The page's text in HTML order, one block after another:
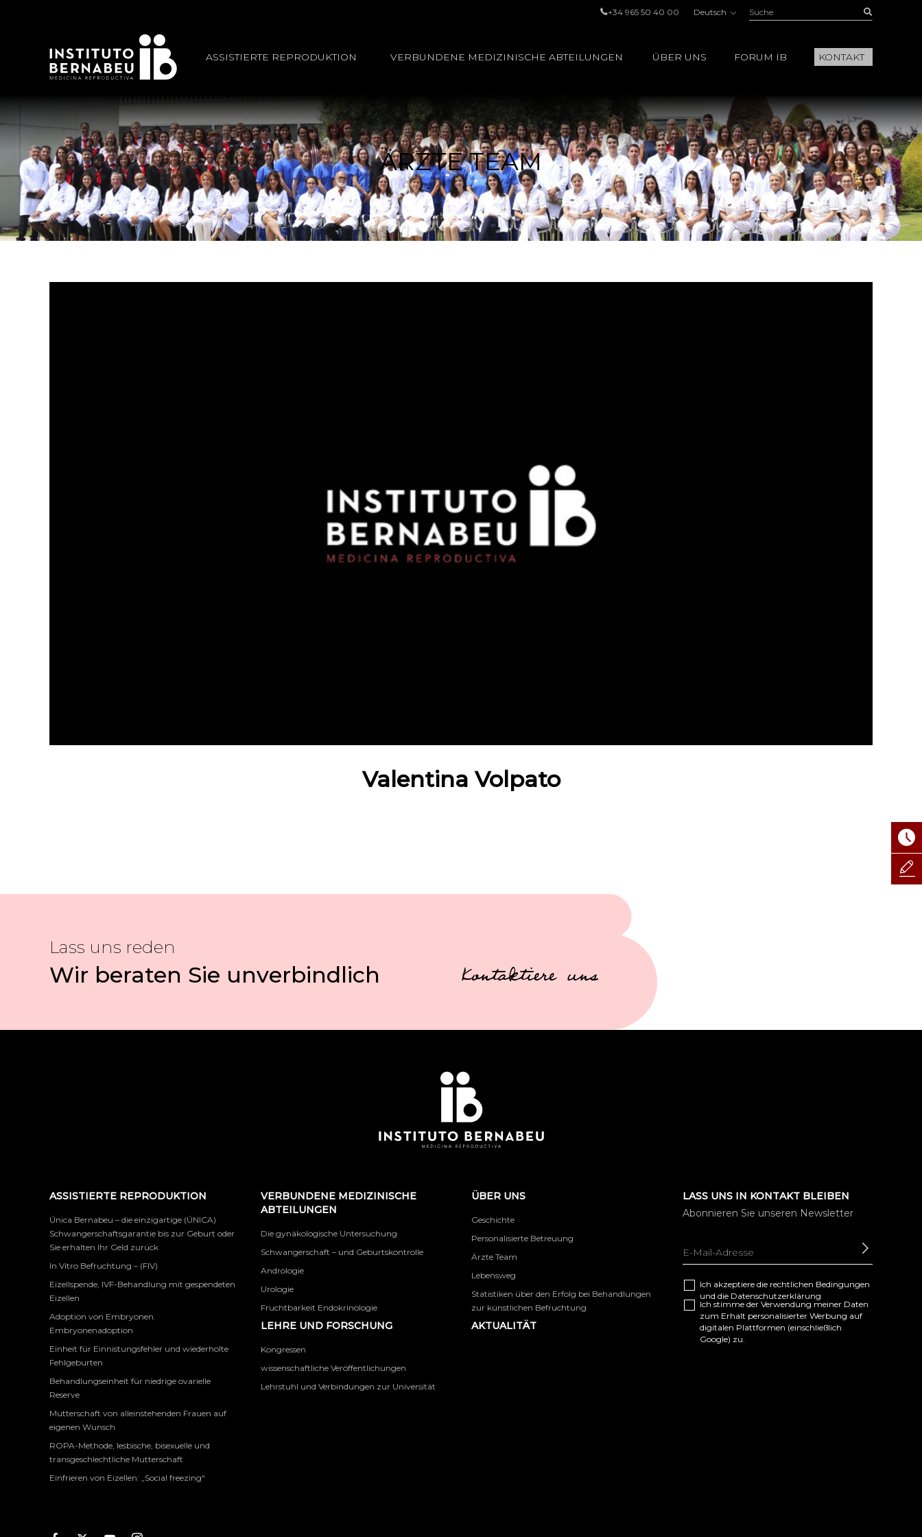
+34 965 50 40 00 Deutsch Suche:
ASSISTIERTE REPRODUKTION VERBUNDENE MEDIZINISCHE ABTEILUNGEN ÜBER UNS FORUM IB KONTAKT
ÄRZTE TEAM
Valentina Volpato
Lass uns reden
Wir beraten Sie unverbindlich Kontaktiere uns
ASSISTIERTE REPRODUKTION
Única Bernabeu – die einzigartige (ÚNICA)
Schwangerschaftsgarantie bis zur Geburt oder
Sie erhalten Ihr Geld zurück
In Vitro Befruchtung – (FIV)
Eizellspende, IVF-Behandlung mit gespendeten
Eizellen
Adoption von Embryonen.
Embryonenadoption
Einheit für Einnistungsfehler und wiederholte
Fehlgeburten
Behandlungseinheit für niedrige ovarielle
Reserve
Mutterschaft von alleinstehenden Frauen auf
eigenen Wunsch
ROPA-Methode, lesbische, bisexuelle und
transgeschlechtliche Mutterschaft
Einfrieren von Eizellen: „Social freezing“
VERBUNDENE MEDIZINISCHE
ABTEILUNGEN
Die gynäkologische Untersuchung
Schwangerschaft – und Geburtskontrolle
Andrologie
Urologie
Fruchtbarkeit Endokrinologie
LEHRE UND FORSCHUNG
Kongressen
wissenschaftliche Veröffentlichungen
Lehrstuhl und Verbindungen zur Universität
ÜBER UNS
Geschichte
Personalisierte Betreuung
Ärzte Team
Lebensweg
Statistiken über den Erfolg bei Behandlungen
zur künstlichen Befruchtung
AKTUALITÄT
LASS UNS IN KONTAKT BLEIBEN
Abonnieren Sie unseren Newsletter
Ich akzeptiere die rechtlichen Bedingungen
und die Datenschutzerklärung
Ich stimme der Verwendung meiner Daten
zum Erhalt personalisierter Werbung auf
digitalen Plattformen (einschließlich
Google) zu.